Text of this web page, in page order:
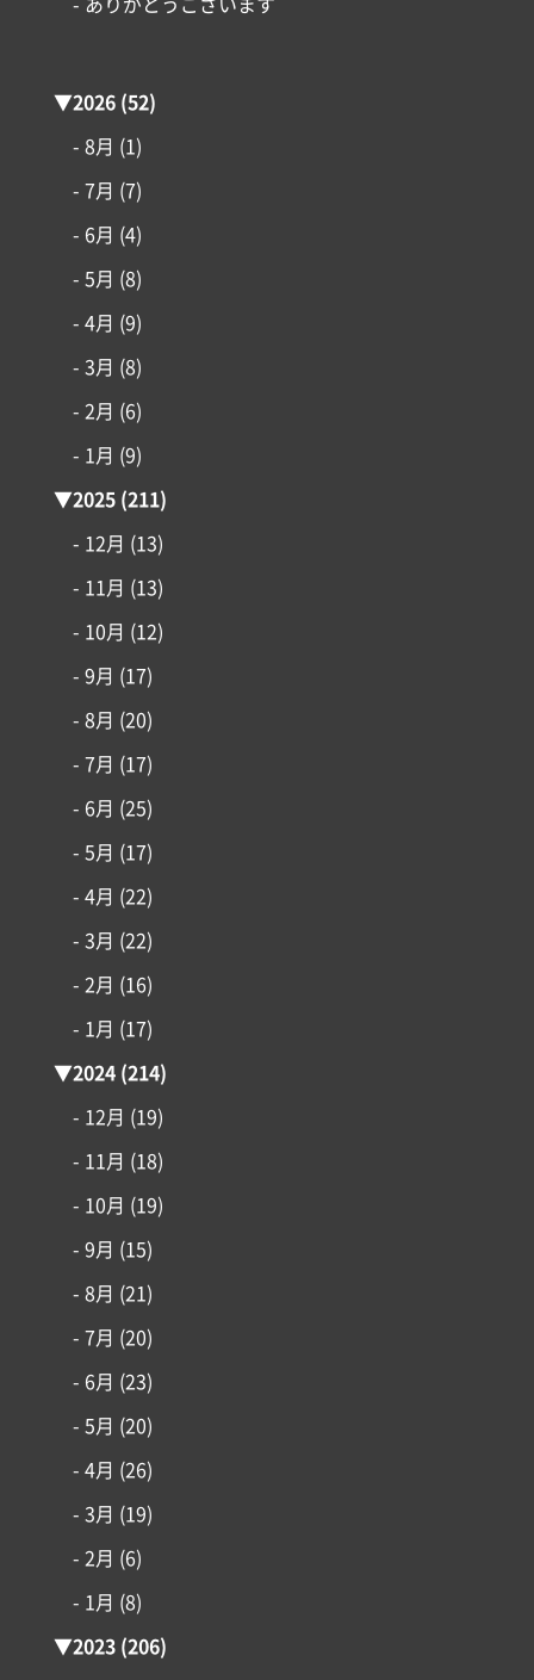
アイフルホームについて
リフォーム・リノベーション
土地情報
インフォメーション
- ありがとうございます
▼2026(52)
- 8月 (1)
- 7月 (7)
- 6月 (4)
- 5月 (8)
- 4月 (9)
- 3月 (8)
- 2月 (6)
- 1月 (9)
▼2025(211)
- 12月 (13)
- 11月 (13)
- 10月 (12)
- 9月 (17)
- 8月 (20)
- 7月 (17)
- 6月 (25)
- 5月 (17)
- 4月 (22)
- 3月 (22)
- 2月 (16)
- 1月 (17)
▼2024(214)
- 12月 (19)
- 11月 (18)
- 10月 (19)
- 9月 (15)
- 8月 (21)
- 7月 (20)
- 6月 (23)
- 5月 (20)
- 4月 (26)
- 3月 (19)
- 2月 (6)
- 1月 (8)
▼2023(206)